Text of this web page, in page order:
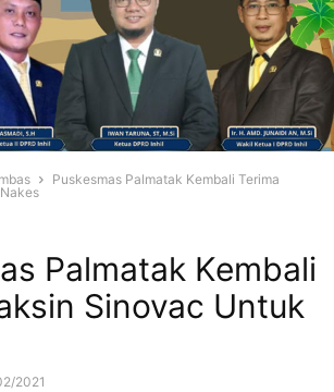
Puskesmas Palmatak Kembali Terima
Palmatak Kembali
Sinovac Untuk
2021